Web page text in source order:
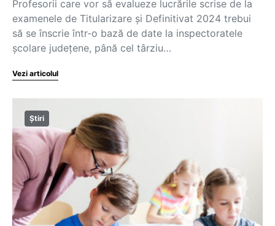
Profesorii care vor să evalueze lucrările scrise de la
examenele de Titularizare și Definitivat 2024 trebui
să se înscrie într-o bază de date la inspectoratele
școlare județene, până cel târziu…
Vezi articolul
Știri